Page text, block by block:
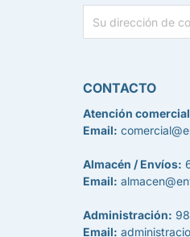
CONTACTO
Atención
Email:
Almacén / Envíos:
Email:
Administración:
Email: